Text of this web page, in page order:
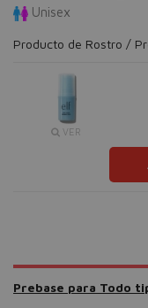
Unisex
Producto de Rostro /
VER
Prebase para Todo